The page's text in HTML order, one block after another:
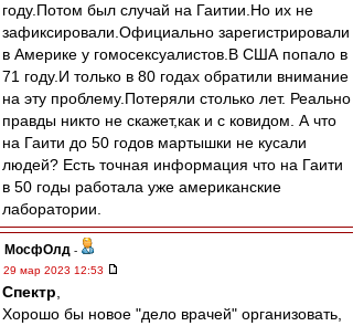
году.Потом был случай на Гаитии.Но их не
зафиксировали.Официально зарегистрировали
в Америке у гомосексуалистов.В США попало в
71 году.И только в 80 годах обратили внимание
на эту проблему.Потеряли столько лет. Реально
правды никто не скажет,как и с ковидом. А что
на Гаити до 50 годов мартышки не кусали
людей? Есть точная информация что на Гаити
в 50 годы работала уже американские
лаборатории.
МосфОлд -
29 мар 2023 12:53
Спектр
Хорошо бы новое "дело врачей" организовать,